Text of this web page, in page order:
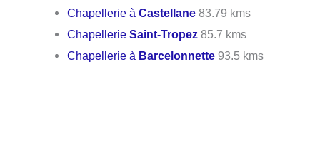
Chapellerie àCastellane 83.79 kms
ChapellerieSaint-Tropez 85.7 kms
Chapellerie à Barcelonnette 93.5 kms